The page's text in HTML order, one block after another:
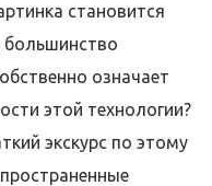
становится
большинство
означает
этой технологии?
экскурс по этому